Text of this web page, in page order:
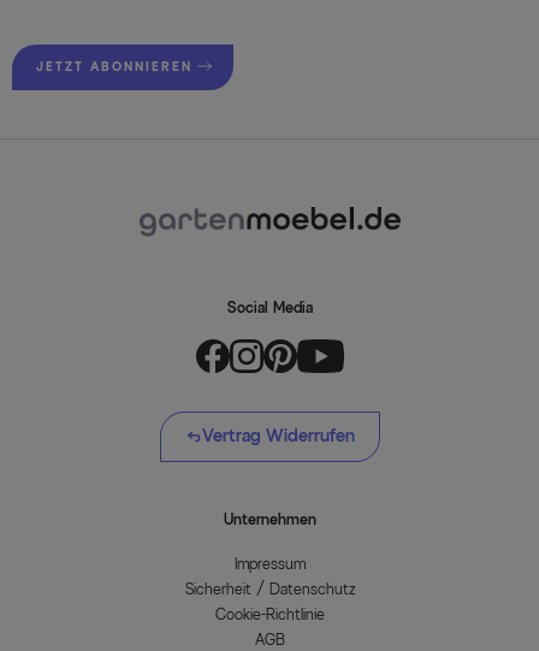
JETZT ABONNIEREN
Social Media
Vertrag Widerrufen
Unternehmen
Impressum
Sicherheit / Datenschutz
Cookie-Richtlinie
AGB